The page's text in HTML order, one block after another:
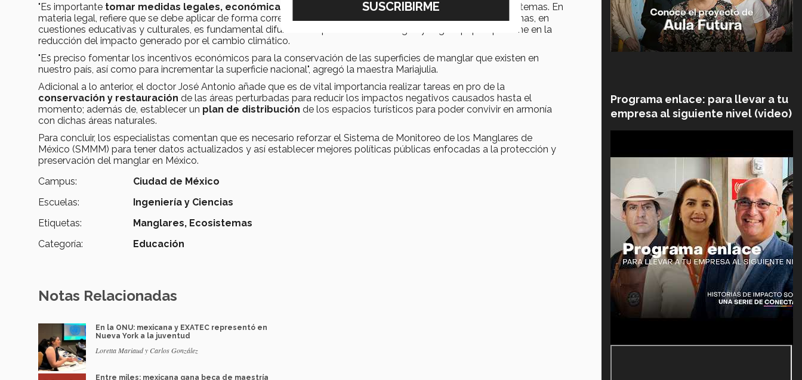
"Es importante tomar medidas legales, económicas y educativas para la protección
de dichos ecosistemas. En
materia legal, refiere que se debe aplicar de forma correcta la normativa referente a la protección de estas zonas, en
cuestiones educativas y culturales, es fundamental difundir la importancia del manglar y el gran papel que tiene en la
reducción del impacto generado por el cambio climático.
"Es preciso fomentar los incentivos económicos para la conservación de las superficies de manglar que existen en
nuestro país, así como para incrementar la superficie nacional", agregó la maestra Mariajulia.
Adicional a lo anterior, el doctor José Antonio añade que es de vital importancia realizar tareas en pro de la
conservación y restauración de las áreas perturbadas para reducir los impactos negativos causados hasta el
momento; además de, establecer un plan de distribución de los espacios turísticos para poder convivir en armonía
con dichas áreas naturales.
Para concluir, los especialistas comentan que es necesario reforzar el Sistema de Monitoreo de los Manglares de
México (SMMM) para tener datos actualizados y así establecer mejores políticas públicas enfocadas a la protección y
preservación del manglar en México.
Campus:
Ciudad de México
Escuelas:
Ingeniería y Ciencias
Etiquetas:
Manglares, Ecosistemas
Categoría:
Educación
Notas Relacionadas
En la ONU: mexicana y EXATEC representó en
Nueva York a la juventud
Loretta Mariaud y Carlos González
Entre miles: mexicana gana beca de maestría
Programa enlace: para llevar a tu
empresa al siguiente nivel (video)